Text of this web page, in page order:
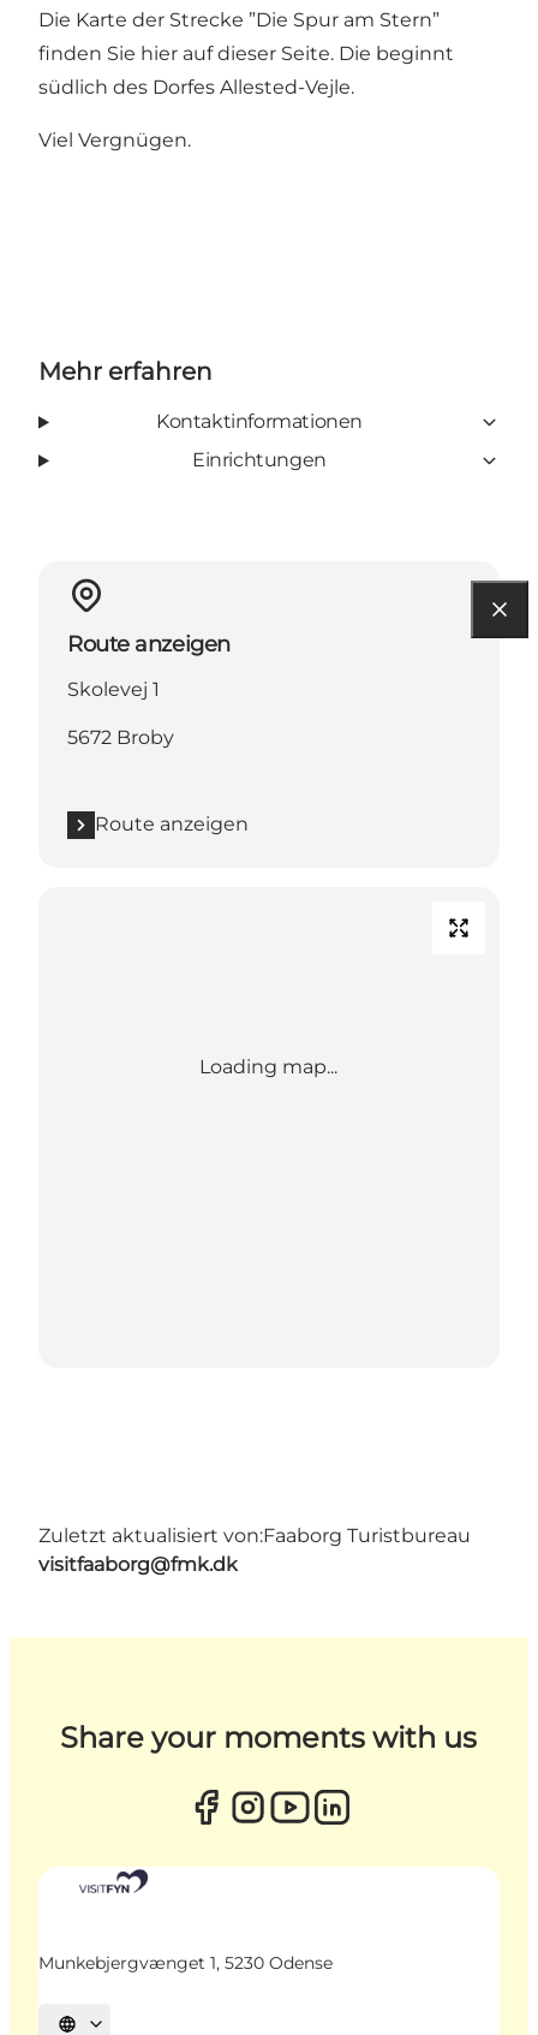
Die Karte der Strecke ”Die Spur am Stern”
finden Sie hier auf dieser Seite. Die beginnt
südlich des Dorfes Allested-Vejle.
Viel Vergnügen.
Mehr erfahren
Kontaktinformationen
Einrichtungen
Route anzeigen
Skolevej 1
5672 Broby
Route anzeigen
Loading map...
Zuletzt aktualisiert von:Faaborg Turistbureau
visitfaaborg@fmk.dk
Share your moments with us
Munkebjergvænget 1, 5230 Odense